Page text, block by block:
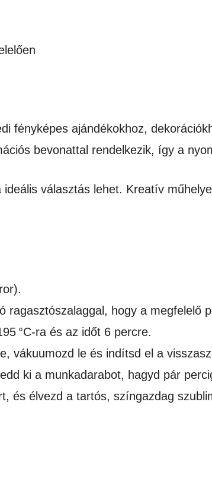
fényképes ajándékokhoz,
bevonattal rendelkezik, így a
választás lehet. Kreatív
hogy a megfelelő
°C-ra és az időt 6 percre.
vákuumozd le és indítsd el a
ki a munkadarabot, hagyd pár
és élvezd a tartós, színgazdag